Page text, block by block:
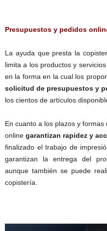
Presupuestos y pedidos
La ayuda que presta la
limita a los productos y
en la forma en la cual los
solicitud de presupuestos y
los cientos de artículos
En cuanto a los plazos y
onlinegarantizan rapidez y
finalizado el trabajo de
garantizan la entrega del
aunque también se puede
copistería.